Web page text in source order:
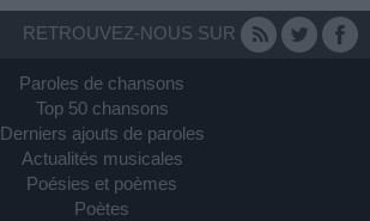
RETROUVEZ-NOUS SUR
Paroles de chansons
Top 50 chansons
Derniers ajouts de paroles
Actualités musicales
Poésies et poèmes
Poètes